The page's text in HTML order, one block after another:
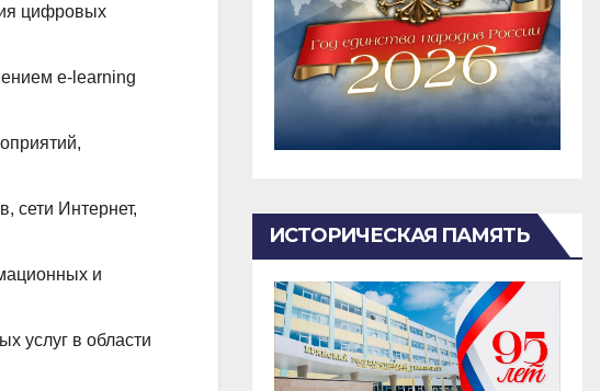
цифровых
e-learning
сети Интернет,
и
услуг в области
ИСТОРИЧЕСКАЯ ПАМЯТЬ